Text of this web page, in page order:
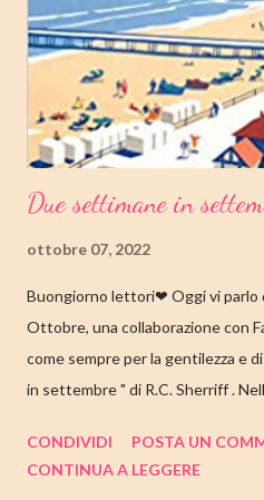
abbandonare la scuola molto
primi passi nel mondo del lavoro.
infilato il ...
Due settimane in
ottobre 07, 2022
Buongiorno lettori❤ Oggi vi parlo
Ottobre, una collaborazione con
come sempre per la gentilezza e
in settembre " di R.C. Sherriff .
TITOLO: DUE SETTIMANE IN
CONDIVIDI
POSTA UN
CONTINUA A LEGGERE